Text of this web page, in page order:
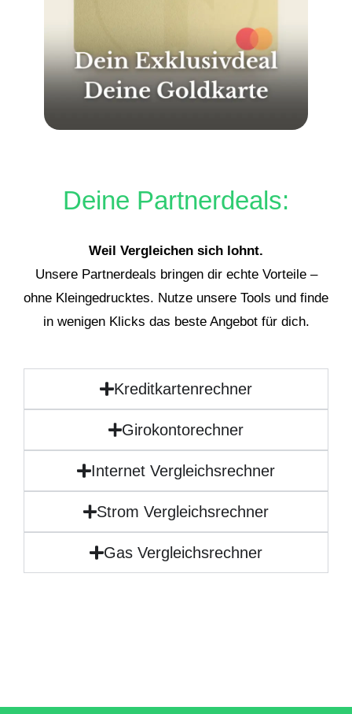
Deine Partnerdeals:
Weil Vergleichen sich lohnt.
Unsere Partnerdeals bringen dir echte Vorteile –
ohne Kleingedrucktes. Nutze unsere Tools und finde
in wenigen Klicks das beste Angebot für dich.
Kreditkartenrechner
Girokontorechner
Internet Vergleichsrechner
Strom Vergleichsrechner
Gas Vergleichsrechner